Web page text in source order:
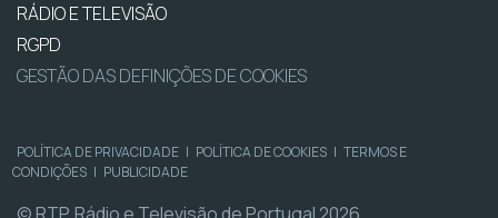
RÁDIO E TELEVISÃO
RGPD
GESTÃO DAS DEFINIÇÕES DE COOKIES
POLÍTICA DE PRIVACIDADE | POLÍTICA DE COOKIES | TERMOS E
CONDIÇÕES | PUBLICIDADE